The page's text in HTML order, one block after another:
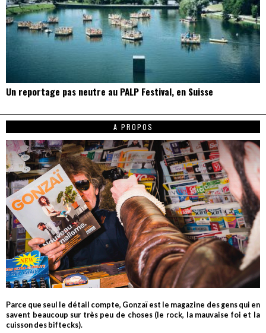
Un reportage pas neutre au PALP Festival, en Suisse
A PROPOS
Parce que seul le détail compte, Gonzaï est le magazine des gens qui en
savent beaucoup sur très peu de choses (le rock, la mauvaise foi et la
cuisson des biftecks).